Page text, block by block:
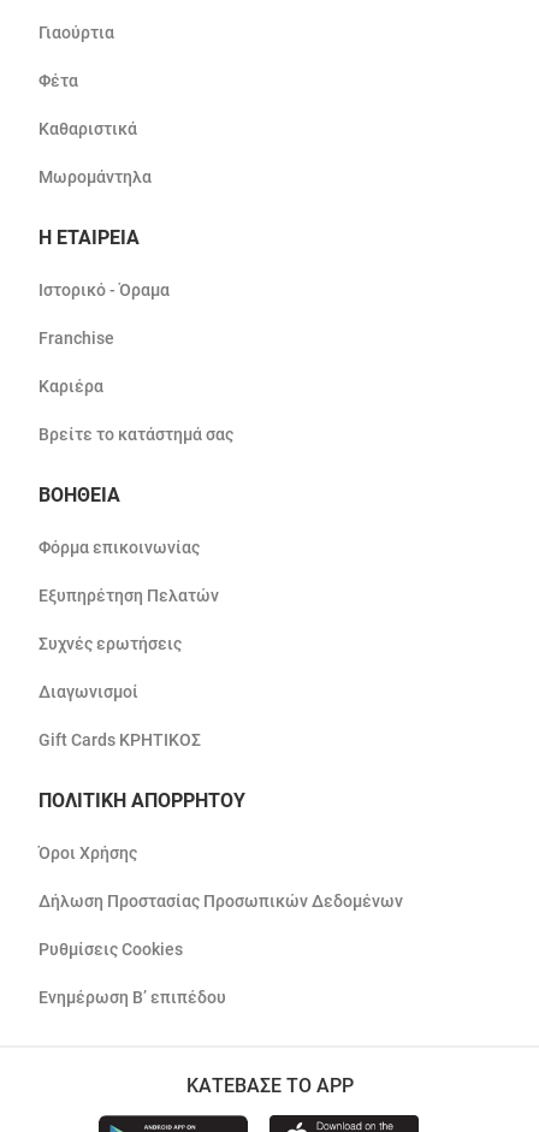
Γιαούρτια
Φέτα
Καθαριστικά
Μωρομάντηλα
Η ΕΤΑΙΡΕΙΑ
Ιστορικό - Όραμα
Franchise
Καριέρα
Βρείτε το κατάστημά σας
ΒΟΗΘΕΙΑ
Φόρμα επικοινωνίας
Εξυπηρέτηση Πελατών
Συχνές ερωτήσεις
Διαγωνισμοί
Gift Cards ΚΡΗΤΙΚΟΣ
ΠΟΛΙΤΙΚΗ ΑΠΟΡΡΗΤΟΥ
Όροι Χρήσης
Δήλωση Προστασίας Προσωπικών Δεδομένων
Ρυθμίσεις Cookies
Ενημέρωση Β’ επιπέδου
ΚΑΤΕΒΑΣΕ ΤΟ APP